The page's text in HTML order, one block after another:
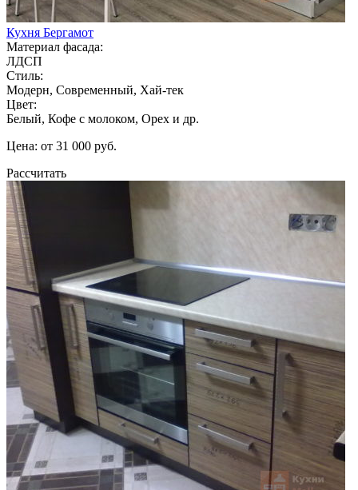
Кухня Бергамот
Материал фасада:
ЛДСП
Стиль:
Модерн, Современный, Хай-тек
Цвет:
Белый, Кофе с молоком, Орех и др.
Цена: от 31 000 руб.
Рассчитать